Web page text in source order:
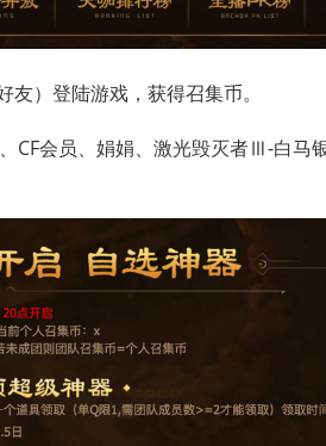
）登陆游戏，获得召集币。
CF会员、娟娟、激光毁灭者Ⅲ-白马